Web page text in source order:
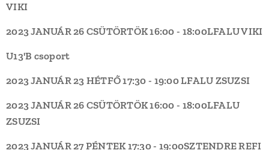
VIKI
2023 JANUÁR 26 CSÜTÖRTÖK16:00 - 18:00LFALUVIKI
U13'B csoport
2023 JANUÁR 23 HÉTFŐ17:30 - 19:00LFALU ZSUZSI
2023 JANUÁR 26 CSÜTÖRTÖK16:00 - 18:00LFALU
ZSUZSI
2023 JANUÁR 27 PÉNTEK17:30 - 19:00SZTENDRE REFI